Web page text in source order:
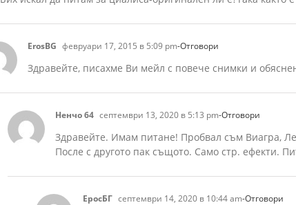
ErosBG февруари 17, 2015 в 5:09 pm-Отговори
Здравейте, писахме Ви мейл с повече снимки и
Ненчо 64 септември 13, 2020 в 5:13 pm-Отговори
Здравейте. Имам питане! Пробвал съм Виагра,
После с другото пак същото. Само стр. ефекти.
ЕросБГ септември 14, 2020 в 10:44 am-Отговори